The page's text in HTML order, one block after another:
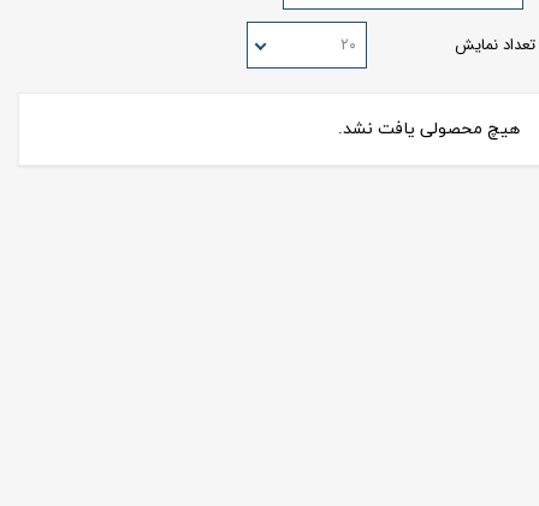
تعداد نمایش ۲۰
هیچ محصولی یافت نشد.